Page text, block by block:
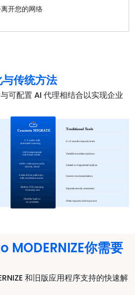
开您的网络
传统方法
可配置 AI 代理相结合以实现企业
你需要
和旧版应用程序支持的快速解